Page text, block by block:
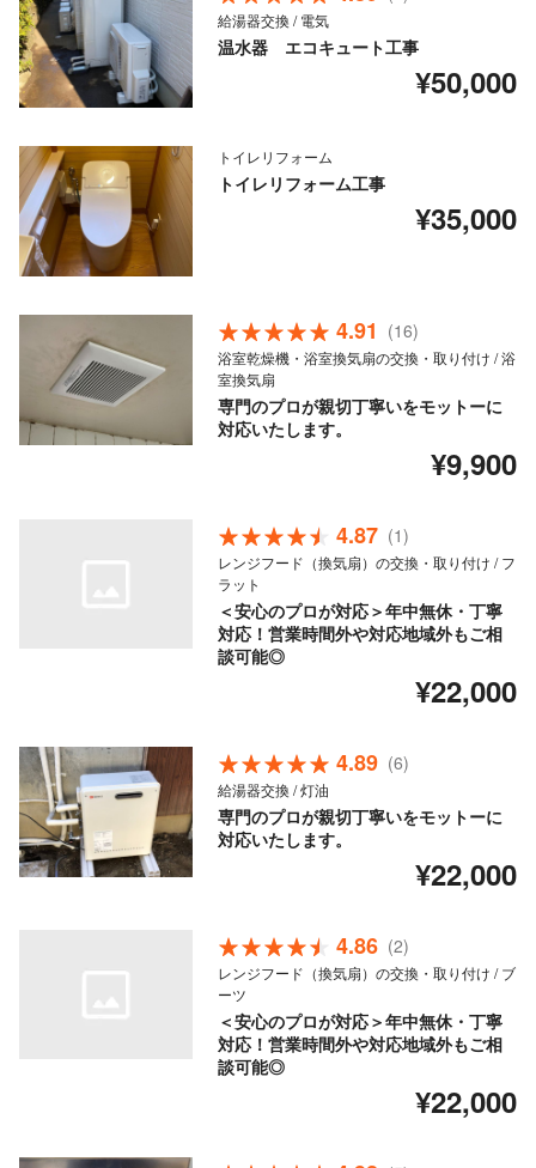
給湯器交換 / 電気
温水器 エコキュート工事
¥50,000
トイレリフォーム
トイレリフォーム工事
¥35,000
4.91 (16)
浴室乾燥機・浴室換気扇の交換・取り付け / 浴
室換気扇
専門のプロが親切丁寧いをモットーに
対応いたします。
¥9,900
4.87 (1)
レンジフード（換気扇）の交換・取り付け / フ
ラット
＜安心のプロが対応＞年中無休・丁寧
対応！営業時間外や対応地域外もご相
談可能◎
¥22,000
4.89 (6)
給湯器交換 / 灯油
専門のプロが親切丁寧いをモットーに
対応いたします。
¥22,000
4.86 (2)
レンジフード（換気扇）の交換・取り付け / ブ
ーツ
＜安心のプロが対応＞年中無休・丁寧
対応！営業時間外や対応地域外もご相
談可能◎
¥22,000